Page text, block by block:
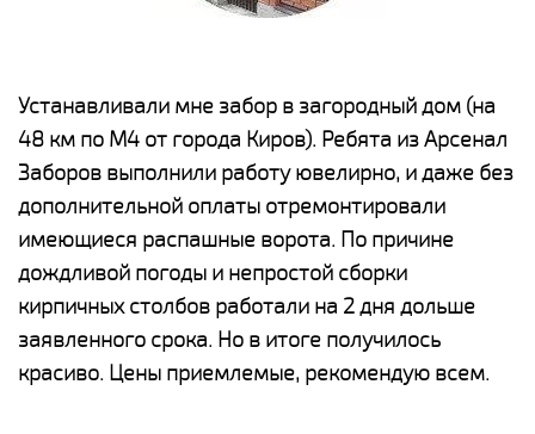
Устанавливали мне забор в загородный дом (на
48 км по М4 от города Киров). Ребята из Арсенал
Заборов выполнили работу ювелирно, и даже без
дополнительной оплаты отремонтировали
имеющиеся распашные ворота. По причине
дождливой погоды и непростой сборки
кирпичных столбов работали на 2 дня дольше
заявленного срока. Но в итоге получилось
красиво. Цены приемлемые, рекомендую всем.